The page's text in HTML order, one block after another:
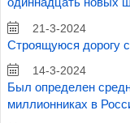
21-3-2024
Строящуюся дорогу
14-3-2024
Был определен
миллионниках в